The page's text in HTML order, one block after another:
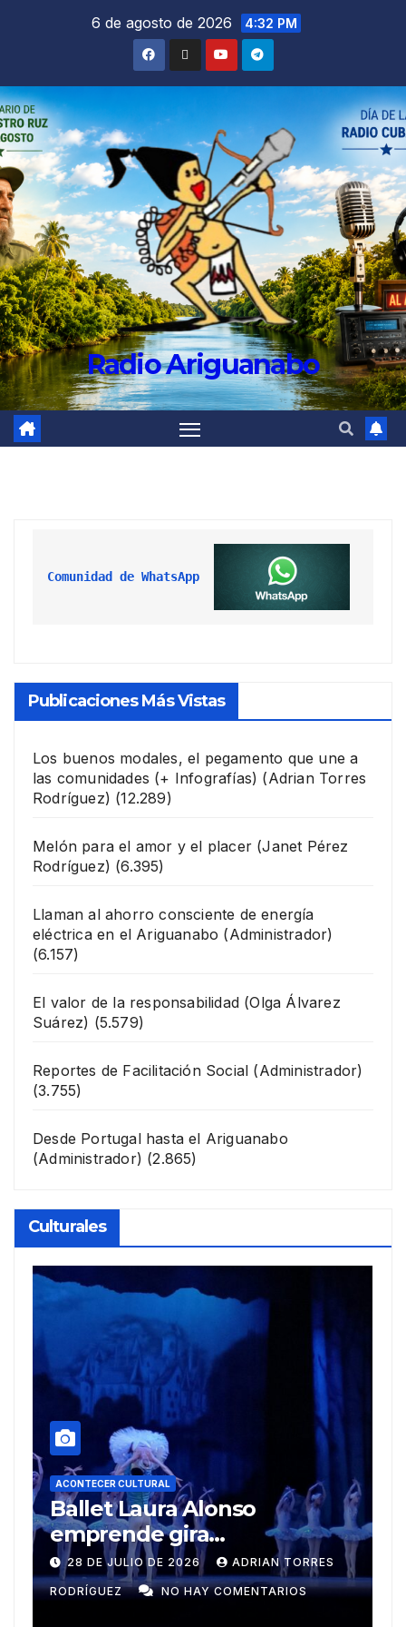
6 de agosto de 2026 4:32 PM
Radio Ariguanabo
Comunidad de WhatsApp
Publicaciones Más Vistas
Los buenos modales, el pegamento que une a
las comunidades (+ Infografías) (Adrian Torres
Rodríguez) (12.289)
Melón para el amor y el placer (Janet Pérez
Rodríguez) (6.395)
Llaman al ahorro consciente de energía
eléctrica en el Ariguanabo (Administrador)
(6.157)
El valor de la responsabilidad (Olga Álvarez
Suárez) (5.579)
Reportes de Facilitación Social (Administrador)
(3.755)
Desde Portugal hasta el Ariguanabo
(Administrador) (2.865)
Culturales
ACONTECER CULTURAL
Muñecos y monotipia
9 DE JULIO DE 2026 MEYLIN PÉREZ
GUZMÁN NO HAY COMENTARIOS